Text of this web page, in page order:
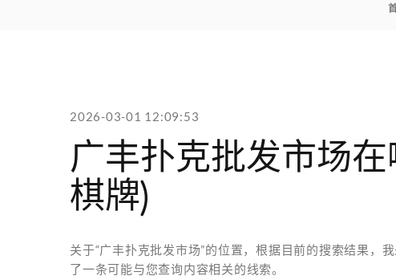
2026-03-01 12:09:53
广丰扑克批发市场在
棋牌)
关于“广丰扑克批发市场”的位置，根据目前的搜索结果，
了一条可能与您查询内容相关的线索。